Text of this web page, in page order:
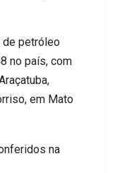
de petróleo
no país, com
em Mato
na